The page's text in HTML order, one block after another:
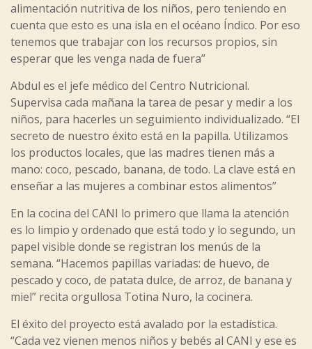
alimentación nutritiva de los niños, pero teniendo en
cuenta que esto es una isla en el océano Índico. Por eso
tenemos que trabajar con los recursos propios, sin
esperar que les venga nada de fuera”
Abdul es el jefe médico del Centro Nutricional.
Supervisa cada mañana la tarea de pesar y medir a los
niños, para hacerles un seguimiento individualizado. “El
secreto de nuestro éxito está en la papilla. Utilizamos
los productos locales, que las madres tienen más a
mano: coco, pescado, banana, de todo. La clave está en
enseñar a las mujeres a combinar estos alimentos”
En la cocina del CANI lo primero que llama la atención
es lo limpio y ordenado que está todo y lo segundo, un
papel visible donde se registran los menús de la
semana. “Hacemos papillas variadas: de huevo, de
pescado y coco, de patata dulce, de arroz, de banana y
miel” recita orgullosa Totina Nuro, la cocinera.
El éxito del proyecto está avalado por la estadística.
“Cada vez vienen menos niños y bebés al CANI y ese es